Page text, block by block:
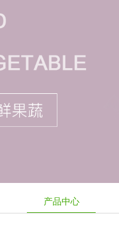
产品中心